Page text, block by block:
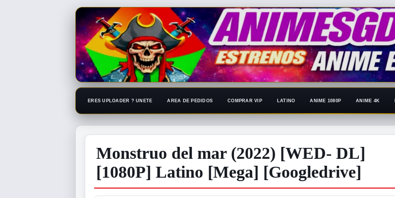
ERES UPLOADER ? UNETE AREA DE PEDIDOS COMPRAR VIP LATINO ANIME 1080P ANIME 4K
Monstruo del mar (2022) [WED- DL]
[1080P] Latino [Mega] [Googledrive]